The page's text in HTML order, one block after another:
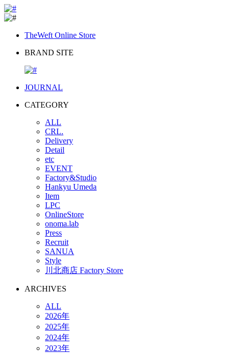
TheWeft Online Store
BRAND SITE
JOURNAL
CATEGORY
ALL
CRL.
Delivery
Detail
etc
EVENT
Factory&Studio
Hankyu Umeda
Item
LPC
OnlineStore
onoma.lab
Press
Recruit
SANUA
Style
川北商店 Factory Store
ARCHIVES
ALL
2026年
2025年
2024年
2023年